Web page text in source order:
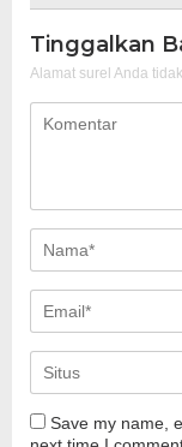
Tinggalkan
Alamat surel Anda
Save my name,